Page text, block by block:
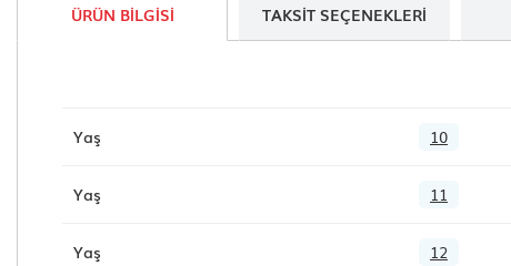
ÜRÜN BILGISI TAKSIT SEÇENEKLERI
Yaş 10
Yaş 11
Yaş 12